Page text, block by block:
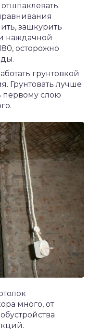
зашкурить
наждачной
осторожно
грунтовкой
Грунтовать лучше
первому слою
много, от